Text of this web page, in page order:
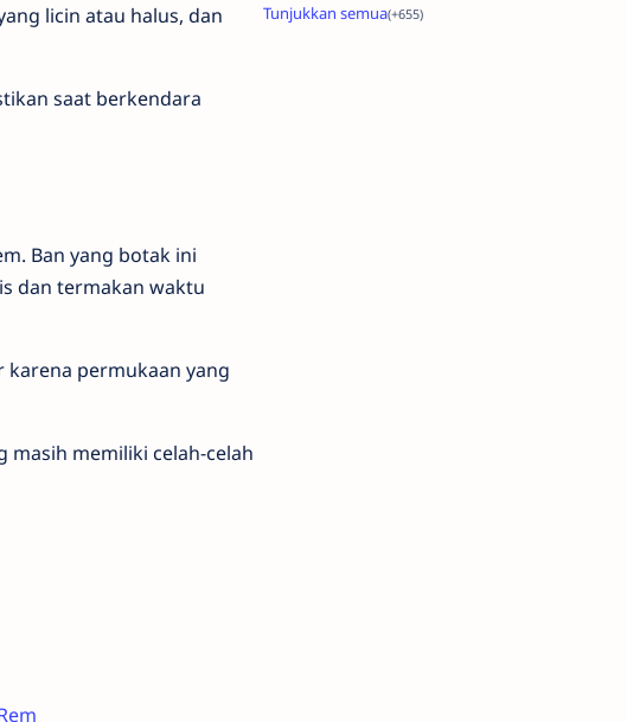
licin atau halus, dan
saat berkendara
Ban yang botak ini
dan termakan waktu
karena permukaan yang
masih memiliki celah-celah